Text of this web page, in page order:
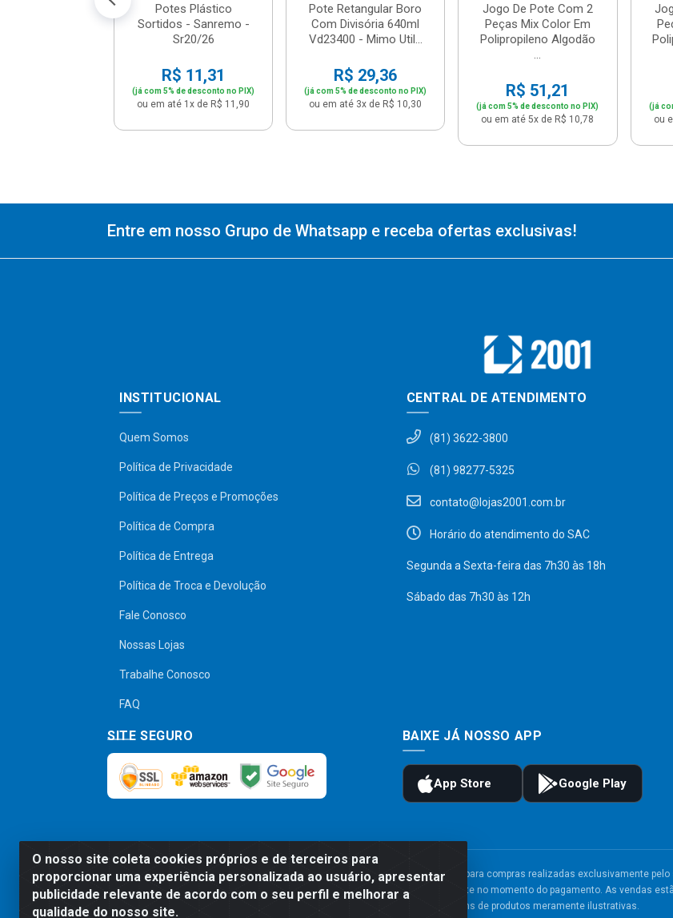
Potes Plástico
Sortidos - Sanremo -
Sr20/26
R$ 11,31
(já com 5% de desconto no PIX)
ou em até 1x de R$ 11,90
Pote Retangular Boro
Com Divisória 640ml
Vd23400 - Mimo Util...
R$ 29,36
(já com 5% de desconto no PIX)
ou em até 3x de R$ 10,30
Jogo De Pote Com 2
Peças Mix Color Em
Polipropileno Algodão
...
R$ 51,21
(já com 5% de desconto no PIX)
ou em até 5x de R$ 10,78
(já
ou
O nosso site coleta cookies próprios e de terceiros para
proporcionar uma experiência personalizada ao usuário, apresentar
publicidade relevante de acordo com o seu perfil e melhorar a
qualidade do nosso site.
Entre em nosso Grupo de Whatsapp e receba ofertas exclusivas!
INSTITUCIONAL
Quem Somos
Política de Privacidade
Política de Preços e Promoções
Política de Compra
Política de Entrega
Política de Troca e Devolução
Fale Conosco
Nossas Lojas
Trabalhe Conosco
FAQ
CENTRAL DE ATENDIMENTO
(81) 3622-3800
(81) 98277-5325
contato@lojas2001.com.br
Horário do atendimento do SAC
Segunda a Sexta-feira das 7h30 às 18h
Sábado das 7h30 às 12h
SITE SEGURO BAIXE JÁ NOSSO APP
Preços, promoções, condições de pagamento e frete são válidos para compras realizadas exclusivamente
será válido o preço que for exibido no carrinho de compras do site no momento do pagamento. As vendas
Imagens de produtos meramente ilustrativas.